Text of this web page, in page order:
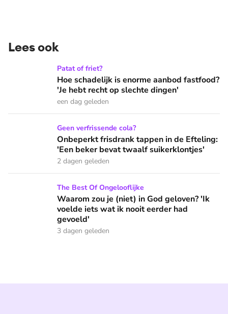
Lees ook
Hoe schadelijk is enorme aanbod fastfood? 'Je hebt recht
Patat of friet?
Hoe schadelijk is enorme aanbod fastfood?
'Je hebt recht op slechte dingen'
een dag geleden
Onbeperkt frisdrank tappen in de Efteling: 'Een beker
Geen verfrissende cola?
Onbeperkt frisdrank tappen in de Efteling:
'Een beker bevat twaalf suikerklontjes'
2 dagen geleden
Waarom zou je (niet) in God geloven? 'Ik voelde iets wat
The Best Of Ongelooflijke
Waarom zou je (niet) in God geloven? 'Ik
voelde iets wat ik nooit eerder had
gevoeld'
3 dagen geleden